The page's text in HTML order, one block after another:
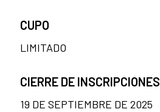
CUPO
LIMITADO
CIERRE DE INSCRIPCIONES
19 DE SEPTIEMBRE DE 2025